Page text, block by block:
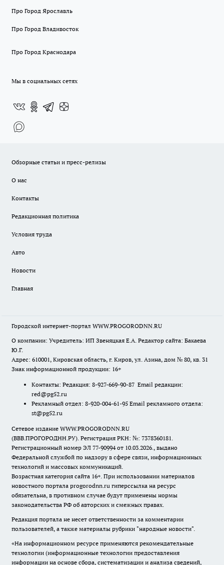
Про Город Ярославль
Про Город Владивосток
Про Город Краснодара
Мы в социальных сетях
Обзорные статьи и пресс-релизы
О нас
Контакты
Редакционная политика
Условия труда
Авто
Новости
Главная
Городской интернет-портал WWW.PROGORODNN.RU
О компании: Учредитель: ИП Звеняцкая Е.А. Редактор сайта: Бакаева
Ю.Г.
Адрес: 610001, Кировская область, г. Киров, ул. Азина, дом № 80, кв. 31
Знак информационной продукции: 16+
Контакты: Редакция: 8-927-669-90-87 Email редакции:
red@pg52.ru
Рекламный отдел: 8-920-004-61-95 Email рекламного отдела:
st@pg52.ru
Сетевое издание WWW.PROGORODNN.RU
(ВВВ.ПРОГОРОДНН.РУ). Регистрация РКН: №: 7378360181.
Регистрационный номер ЭЛ 77-90994 от 10.03.2026., выдано
Федеральной службой по надзору в сфере связи, информационных
технологий и массовых коммуникаций.
Возрастная категория сайта 16+. При использовании материалов
новостного портала progorodnn.ru гиперссылка на ресурс
обязательна, в противном случае будут применены нормы
законодательства РФ об авторских и смежных правах.
Редакция портала не несет ответственности за комментарии
пользователей, а также материалы рубрики "народные новости".
«На информационном ресурсе применяются рекомендательные
технологии (информационные технологии предоставления
информации на основе сбора, систематизации и анализа сведений,